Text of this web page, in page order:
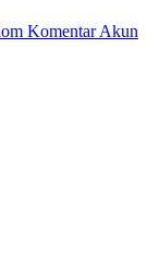
Komentar Akun